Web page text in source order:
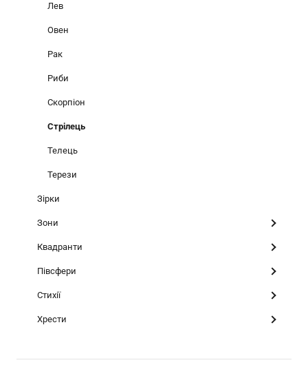
Лев
Овен
Рак
Риби
Скорпіон
Стрілець
Телець
Терези
Зірки
Зони
Квадранти
Півсфери
Стихії
Хрести